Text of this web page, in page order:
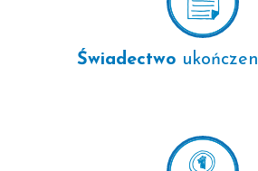
Świadectwo